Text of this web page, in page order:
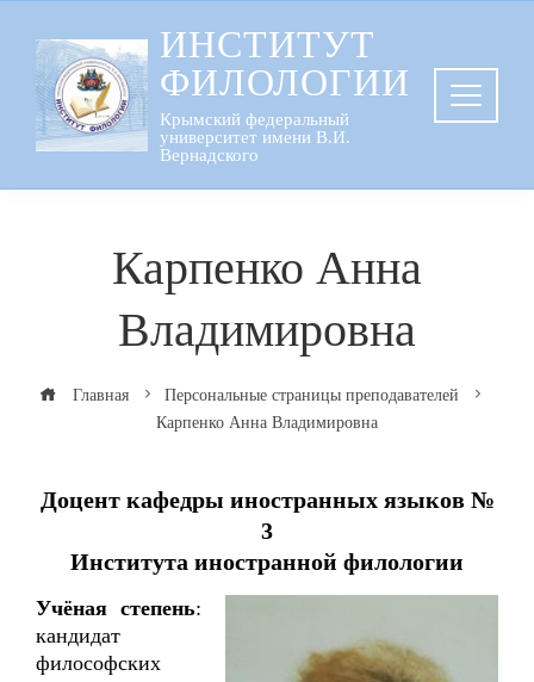
содержанию
ИНСТИТУТ
ФИЛОЛОГИИ
Крымский федеральный
университет имени В.И.
Вернадского
Карпенко Анна
Владимировна
Главная
Персональные страницы преподавателей
Карпенко Анна Владимировна
Доцент кафедры иностранных языков №
3
Института иностранной филологии
Учёная степень:
кандидат
философских